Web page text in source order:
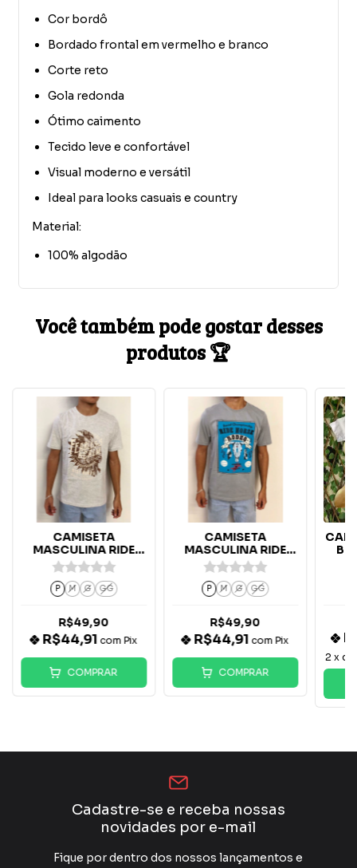
Cor bordô
Bordado frontal em vermelho e branco
Corte reto
Gola redonda
Ótimo caimento
Tecido leve e confortável
Visual moderno e versátil
Ideal para looks casuais e country
Material:
100% algodão
Você também pode gostar desses
produtos 🏆
CAMISETA
MASCULINA RIDE
HORSE MESCLA
INDIAN
P M G GG
R$49,90
R$44,91com Pix
COMPRAR
CAMISETA
MASCULINA RIDE
HORSE MESCLA
P M G GG
R$49,90
R$44,91com Pix
COMPRAR
2 x de
Cadastre-se e receba nossas
novidades por e-mail
Fique por dentro dos nossos lançamentos e